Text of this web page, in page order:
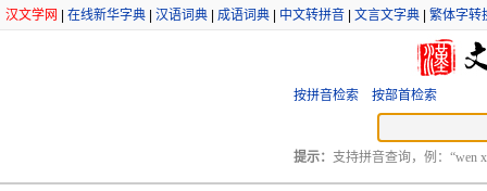
汉文学网 在线新华字典 汉语词典 成语词典 中文转拼音 文言文字典 繁体字转
按拼音检索 按部首检索
提示： 支持拼音查询，例：“wen